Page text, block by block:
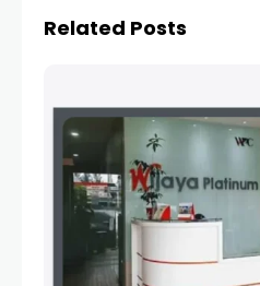
Related Posts